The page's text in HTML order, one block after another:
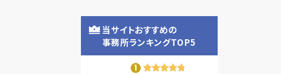
当サイトおすすめの
事務所ランキングTOP5